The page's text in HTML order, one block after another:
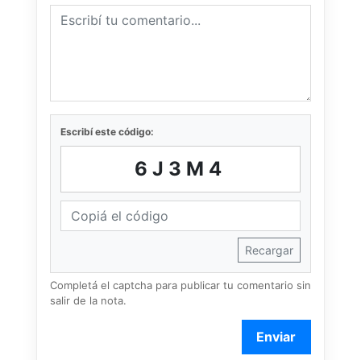
Escribí este código:
6J3M4
Recargar
Completá el captcha para publicar tu comentario sin
salir de la nota.
Enviar